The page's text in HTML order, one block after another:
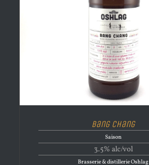
Bang Chang
Saison
3.5% alc/vol
Brasserie & distillerie Oshlag